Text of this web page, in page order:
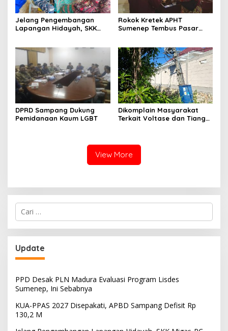
Jelang Pengembangan
Lapangan Hidayah, SKK
Nelayan Sampang
Rokok Kretek APHT
Sumenep Tembus Pasar
DPRD Sampang Dukung
Pemidanaan Kaum LGBT
Dikomplain Masyarakat
Terkait Voltase dan Tiang
View More
Cari
untuk:
Update
PPD Desak PLN Madura Evaluasi Program Lisdes
Sumenep, Ini Sebabnya
KUA-PPAS 2027 Disepakati, APBD Sampang Defisit Rp
130,2 M